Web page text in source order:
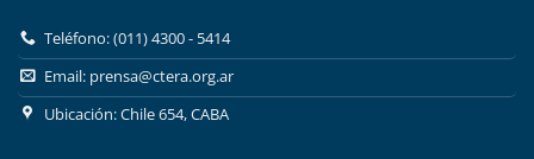
Teléfono: (011) 4300 - 5414
Email: prensa@ctera.org.ar
Ubicación: Chile 654, CABA